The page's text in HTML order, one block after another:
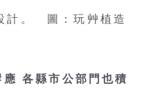
計。 圖：玩艸植造
各縣市公部門也積